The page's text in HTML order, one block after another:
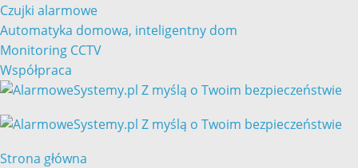
Czujki alarmowe
Automatyka domowa, inteligentny dom
Monitoring CCTV
Współpraca
Strona główna